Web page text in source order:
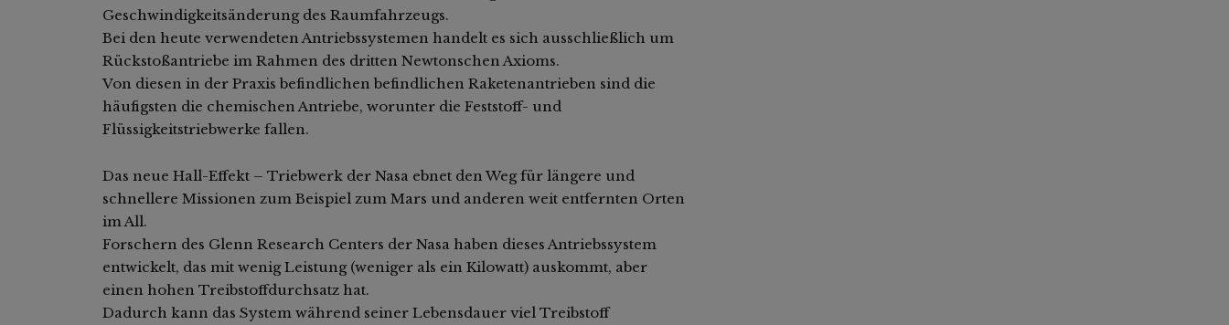
Geschwindigkeitsänderung des Raumfahrzeugs.
Bei den heute verwendeten Antriebssystemen handelt es sich ausschließlich um
Rückstoßantriebe im Rahmen des dritten Newtonschen Axioms.
Von diesen in der Praxis befindlichen befindlichen Raketenantrieben sind die
häufigsten die chemischen Antriebe, worunter die Feststoff- und
Flüssigkeitstriebwerke fallen.
Das neue Hall-Effekt – Triebwerk der Nasa ebnet den Weg für längere und
schnellere Missionen zum Beispiel zum Mars und anderen weit entfernten Orten
im All.
Forschern des Glenn Research Centers der Nasa haben dieses Antriebssystem
entwickelt, das mit wenig Leistung (weniger als ein Kilowatt) auskommt, aber
einen hohen Treibstoffdurchsatz hat.
Dadurch kann das System während seiner Lebensdauer viel Treibstoff